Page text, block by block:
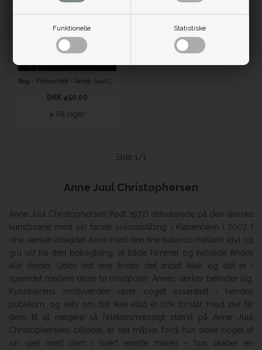
Funktionelle Statistiske
Bog - Forbundet - Anne Juul Christophersen
DKK 450,00
På lager
Side 1/1
Anne Juul Christophersen
Anne Juul Christophersen (født 1972) debuterede på den danske
kunstscene med sin første soloudstilling i København i 2007. I
sine værker arbejder Anne med den fine balance mellem idyl og
gru ud fra den betragtning, at både himmel og helvede findes
alle steder. Uden det ene findes det andet ikke, og det er i
spændet mellem disse to modpoler, Annes værker befinder sig.
Kunstnerens motivverden rører noget essentielt i hendes
publikum, og selv om det ikke altid er folk forstår, hvad der får
dem til at reagere så følelsesmæssigt stærkt på Anne Juul
Christophersens billeder, er det måske, fordi hun deler noget af
sin sjæl med dem i hvert eneste maleri – hun skaber en